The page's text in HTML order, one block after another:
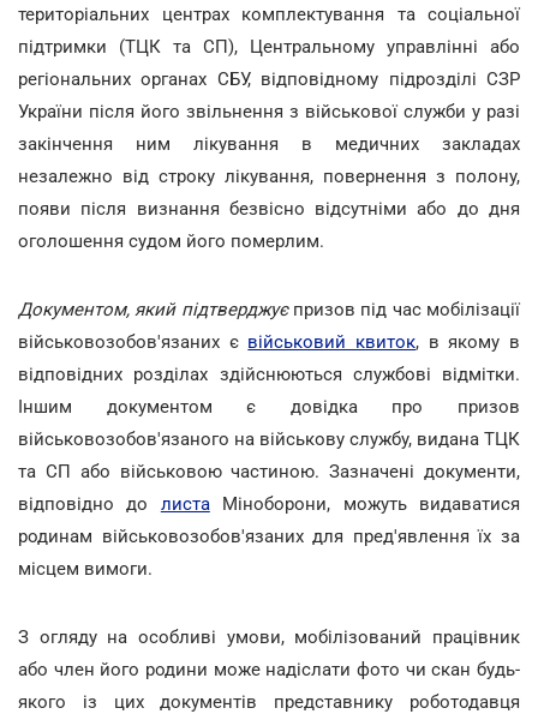
територіальних центрах комплектування та соціальної
підтримки (ТЦК та СП), Центральному управлінні або
регіональних органах СБУ, відповідному підрозділі СЗР
України після його звільнення з військової служби у разі
закінчення ним лікування в медичних закладах
незалежно від строку лікування, повернення з полону,
появи після визнання безвісно відсутніми або до дня
оголошення судом його померлим.
Документом, який підтверджуєпризов під час мобілізації
військовозобов'язаних є військовий квиток, в якому в
відповідних розділах здійснюються службові відмітки.
Іншим документом є довідка про призов
військовозобов'язаного на військову службу, видана ТЦК
та СП або військовою частиною. Зазначені документи,
відповідно до листаМіноборони, можуть видаватися
родинам військовозобов'язаних для пред'явлення їх за
місцем вимоги.
З огляду на особливі умови, мобілізований працівник
або член його родини може надіслати фото чи скан будь-
якого із цих документів представнику роботодавця